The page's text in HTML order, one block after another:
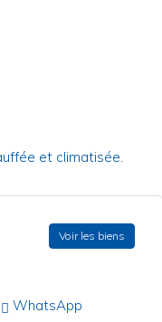
et climatisée.
Voir les biens
WhatsApp